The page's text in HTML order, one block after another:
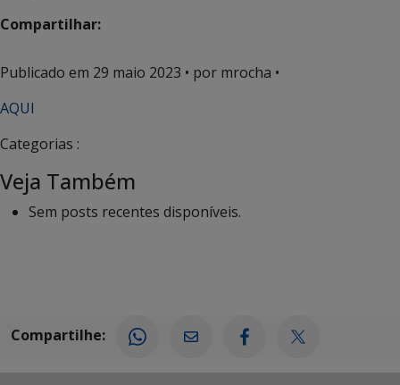
Compartilhar:
Publicado em 29 maio 2023 • por mrocha •
AQUI
Categorias :
Veja Também
Sem posts recentes disponíveis.
Compartilhe: